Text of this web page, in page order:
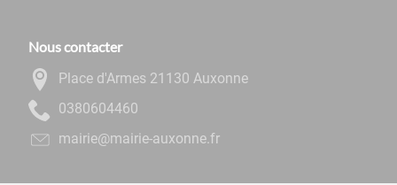
Nous contacter
Place d'Armes 21130 Auxonne
0644060830
rf.ennoxua-eiriam@eiriam